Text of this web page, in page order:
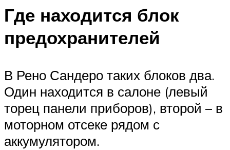
Где находится блок
предохранителей
В Рено Сандеро таких блоков два.
Один находится в салоне (левый
торец панели приборов), второй – в
моторном отсеке рядом с
аккумулятором.